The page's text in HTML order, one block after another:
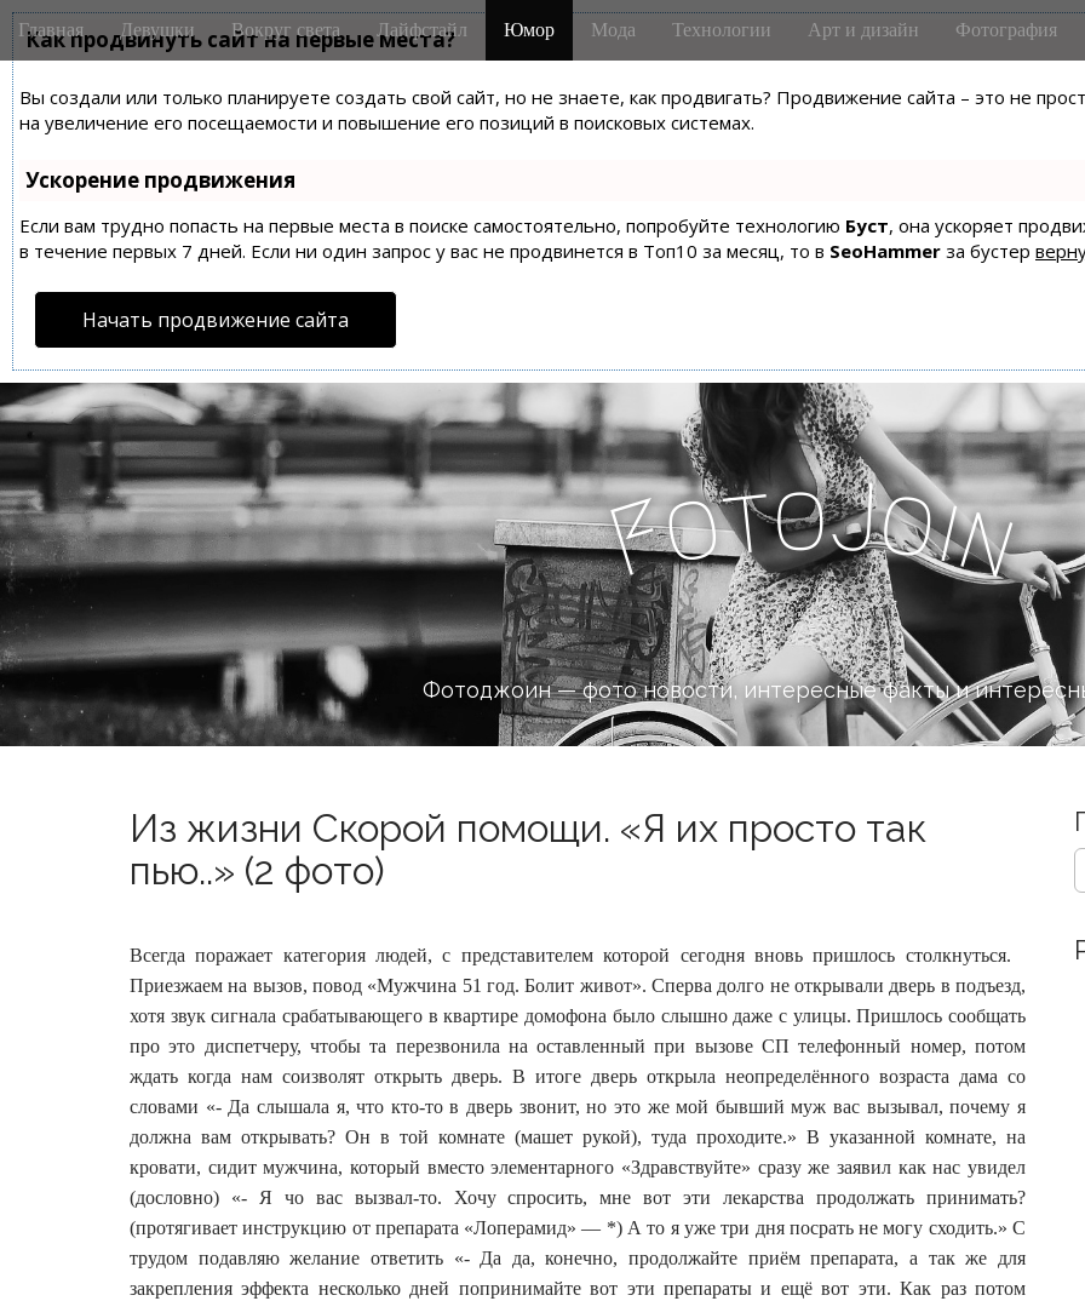
Как продвинуть сайт на первые места?
Вы создали или только планируете создать свой сайт, но не знаете, как продвигать? Продвижение сайта – это не
на увеличение его посещаемости и повышение его позиций в поисковых системах.
Ускорение продвижения
Если вам трудно попасть на первые места в поиске самостоятельно, попробуйте технологию Буст, она ускоряет
в течение первых 7 дней. Если ни один запрос у вас не продвинется в Топ10 за месяц, то в SeoHammer за бустер
Начать продвижение сайта
M
a
n
m
e
n
u
i
Главная Девушки Вокруг света Лайфстайл Юмор Мода Технологии Арт и дизайн Фотография
FotoJoi
n
Фотоджоин — фото новости, интересные факты и
Из жизни Скорой помощи. «Я их просто так
пью..» (2 фото)
Всегда поражает категория людей, с представителем которой сегодня вновь пришлось столкнуться.
Приезжаем на вызов, повод «Мужчина 51 год. Болит живот». Сперва долго не открывали дверь в подъезд,
хотя звук сигнала срабатывающего в квартире домофона было слышно даже с улицы. Пришлось сообщать
про это диспетчеру, чтобы та перезвонила на оставленный при вызове СП телефонный номер, потом
ждать когда нам соизволят открыть дверь. В итоге дверь открыла неопределённого возраста дама со
словами «- Да слышала я, что кто-то в дверь звонит, но это же мой бывший муж вас вызывал, почему я
должна вам открывать? Он в той комнате (машет рукой), туда проходите.» В указанной комнате, на
кровати, сидит мужчина, который вместо элементарного «Здравствуйте» сразу же заявил как нас увидел
(дословно) «- Я чо вас вызвал-то. Хочу спросить, мне вот эти лекарства продолжать принимать?
(протягивает инструкцию от препарата «Лоперамид» — *) А то я уже три дня посрать не могу сходить.» С
трудом подавляю желание ответить «- Да да, конечно, продолжайте приём препарата, а так же для
закрепления эффекта несколько дней попринимайте вот эти препараты и ещё вот эти. Как раз потом
S
e
c